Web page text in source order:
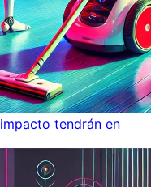
tendrán en